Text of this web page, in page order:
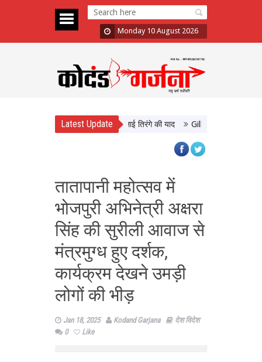
Monday 10 August 2026
Latest Update
दिवस से पहले PM मोदी ने दिलाई तिरंगे की याद Gill-Jayswal की तूफानी
तातापानी महोत्सव में
भोजपुरी अभिनेत्री अक्षरा
सिंह की सुरीली आवाज से
मंत्रमुग्ध हुए दर्शक,
कार्यक्रम देखने उमड़ी
लोगों की भीड़
Jan 18, 2025 Kodand Garjana
देश विदेश
0
Like